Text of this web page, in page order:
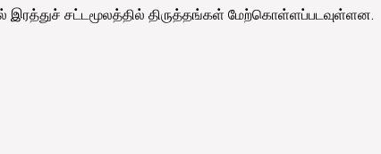
இரத்துச் சட்டமூலத்தில் திருத்தங்கள் மேற்கொள்ளப்படவுள்ளன.